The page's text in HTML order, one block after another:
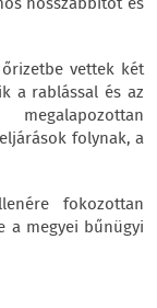
vettek két
a rablással és az
folynak, a
fokozottan
a megyei bűnügyi